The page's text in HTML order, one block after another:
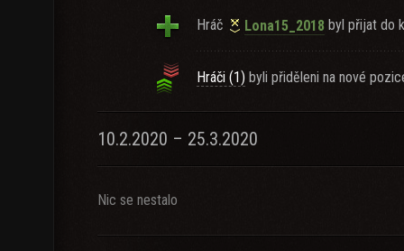
Hráč Lona15_2018 byl přijat do
Hráči (1) byli přiděleni na nové
10.2.2020 – 25.3.2020
Nic se nestalo